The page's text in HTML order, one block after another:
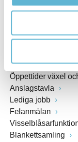
Fax: 0456-82 22
Öppettider växel
Anslagstavla
Lediga jobb
Felanmälan
Blankettsamling